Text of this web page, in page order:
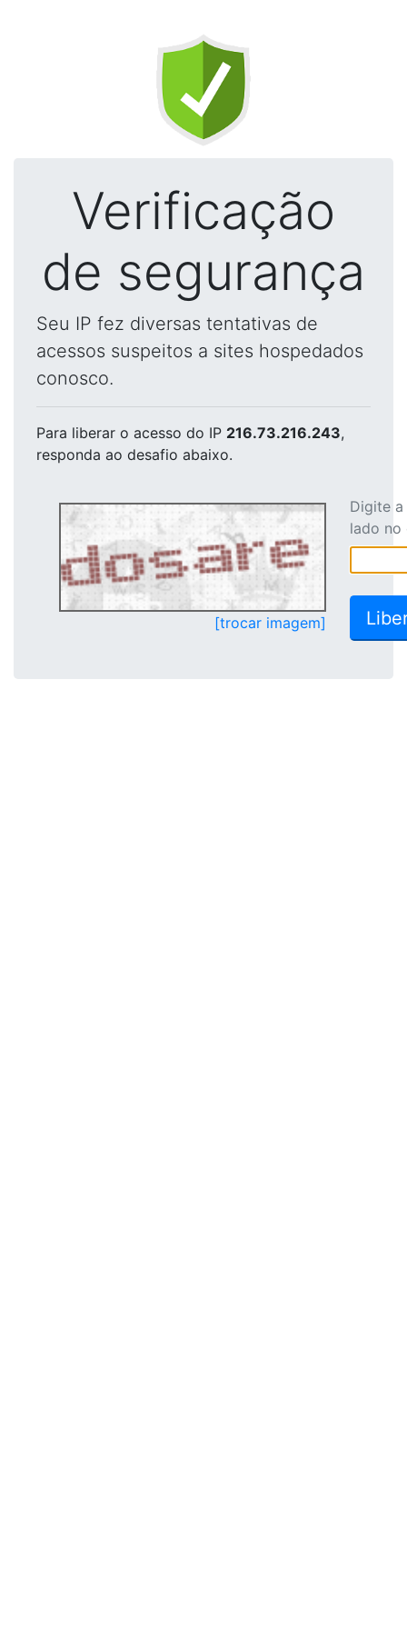
Verificação
de segurança
Seu IP fez diversas tentativas de
acessos suspeitos a sites hospedados
conosco.
Para liberar o acesso do IP 216.73.216.243,
responda ao desafio abaixo.
[trocar imagem]
Digite
lado no